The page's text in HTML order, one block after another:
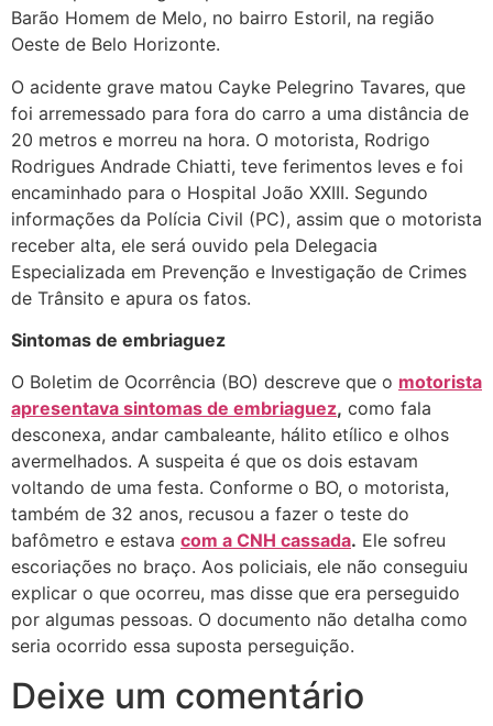
Barão Homem de Melo, no bairro Estoril, na região
Oeste de Belo Horizonte.
O acidente grave matou Cayke Pelegrino Tavares, que
foi arremessado para fora do carro a uma distância de
20 metros e morreu na hora. O motorista, Rodrigo
Rodrigues Andrade Chiatti, teve ferimentos leves e foi
encaminhado para o Hospital João XXIII. Segundo
informações da Polícia Civil (PC), assim que o motorista
receber alta, ele será ouvido pela Delegacia
Especializada em Prevenção e Investigação de Crimes
de Trânsito e apura os fatos.
Sintomas de embriaguez
O Boletim de Ocorrência (BO) descreve que o motorista
apresentava sintomas de embriaguez, como fala
desconexa, andar cambaleante, hálito etílico e olhos
avermelhados. A suspeita é que os dois estavam
voltando de uma festa. Conforme o BO, o motorista,
também de 32 anos, recusou a fazer o teste do
bafômetro e estava com a CNH cassada. Ele sofreu
escoriações no braço. Aos policiais, ele não conseguiu
explicar o que ocorreu, mas disse que era perseguido
por algumas pessoas. O documento não detalha como
seria ocorrido essa suposta perseguição.
Deixe um comentário